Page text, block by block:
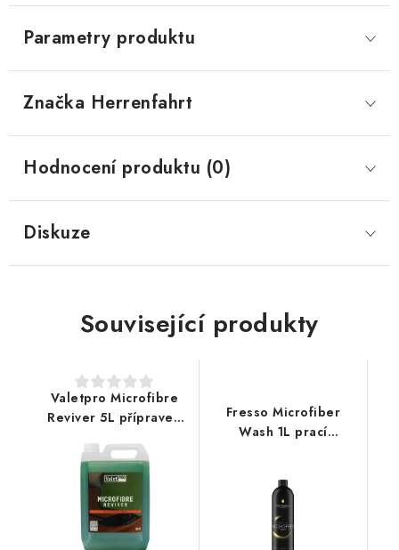
Parametry produktu
Značka Herrenfahrt
Hodnocení produktu (0)
Diskuze
Související produkty
Valetpro Microfibre
Reviver 5L přípravek
mikrovláknových
utěrek
Fresso Microfiber
Wash 1L prací